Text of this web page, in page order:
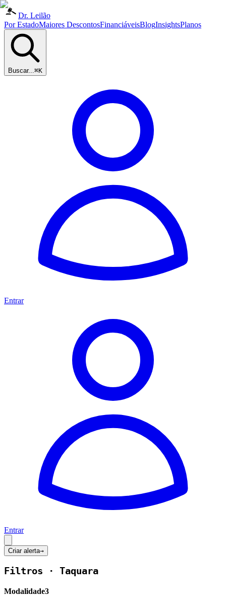
Dr. Leilão
Por EstadoMaiores DescontosFinanciáveisBlogInsightsPlanos
Buscar...⌘K
Entrar
Entrar
Criar alerta→
Filtros · Taquara
Modalidade3